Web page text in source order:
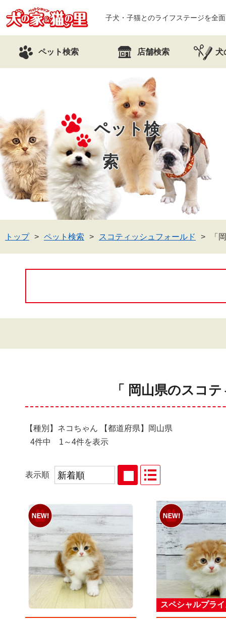
子犬・子猫とのライフステージを全
ペット検索 店舗検索 犬
ペット検
索
トップ ペット検索 スコティッシュフォールド 「
「 岡山県のスコ
【種別】ネコちゃん 【都道府県】岡山県
4件中 1～4件を表示
表示順
スペシャルプラ